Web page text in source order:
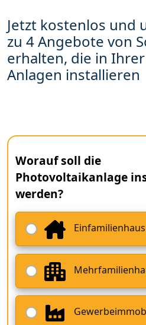
Jetzt kostenlos und
zu 4 Angebote von
erhalten, die in Ihrer
Anlagen installieren
Worauf soll die
Photovoltaikanlage
werden?